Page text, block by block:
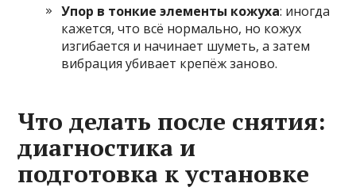
Упор в тонкие элементы кожуха: иногда
кажется, что всё нормально, но кожух
изгибается и начинает шуметь, а затем
вибрация убивает крепёж заново.
Что делать после снятия:
диагностика и
подготовка к установке